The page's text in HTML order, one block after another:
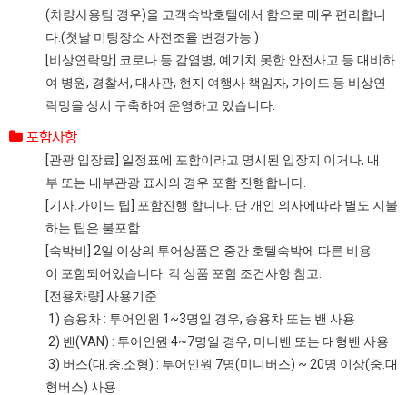
(차량사용팀 경우)을 고객숙박호텔에서 함으로 매우 편리합니
다.(첫날 미팅장소 사전조율 변경가능 )
[비상연락망] 코로나 등 감염병, 예기치 못한 안전사고 등 대비하
여 병원, 경찰서, 대사관, 현지 여행사 책임자, 가이드 등 비상연
락망을 상시 구축하여 운영하고 있습니다.
포함사항
[관광 입장료] 일정표에 포함이라고 명시된 입장지 이거나, 내
부 또는 내부관광 표시의 경우 포함 진행합니다.
[기사.가이드 팁] 포함진행 합니다. 단 개인 의사에따라 별도 지불
하는 팁은 불포함
[숙박비] 2일 이상의 투어상품은 중간 호텔숙박에 따른 비용
이 포함되어있습니다. 각 상품 포함 조건사항 참고.
[전용차량] 사용기준
1) 승용차 : 투어인원 1~3명일 경우, 승용차 또는 밴 사용
2) 밴(VAN) : 투어인원 4~7명일 경우, 미니밴 또는 대형밴 사용
3) 버스(대.중.소형) : 투어인원 7명(미니버스) ~ 20명 이상(중.대
형버스) 사용